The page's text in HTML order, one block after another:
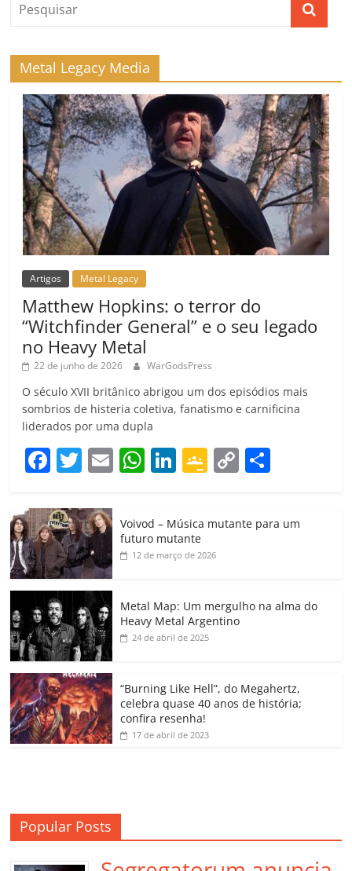
Metal Legacy Media
Artigos Metal Legacy
Matthew Hopkins: o terror do
“Witchfinder General” e o seu legado
no Heavy Metal
22 de junho de 2026 WarGodsPress
O século XVII britânico abrigou um dos episódios mais
sombrios de histeria coletiva, fanatismo e carnificina
liderados por uma dupla
F
c
e
b
o
o
k
T
itt
er
E
ai
W
at
s
A
p
Li
k
e
dI
G
gl
e
a
ss
o
m
C
y
k
p
h
Voivod – Música mutante para um
futuro mutante
12 de março de 2026
Metal Map: Um mergulho na alma do
Heavy Metal Argentino
24 de abril de 2025
“Burning Like Hell”, do Megahertz,
celebra quase 40 anos de história;
confira resenha!
17 de abril de 2023
Popular Posts